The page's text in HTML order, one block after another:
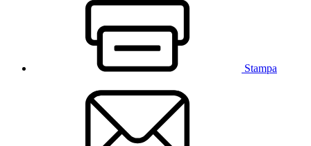
Stampa